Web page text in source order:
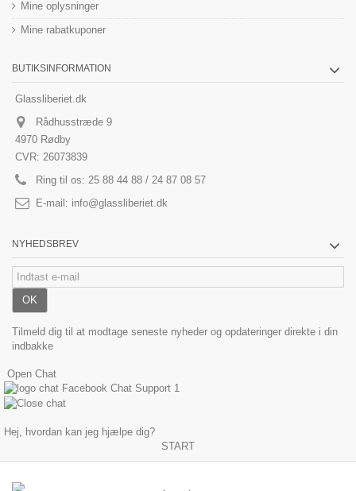
Mine oplysninger
Mine rabatkuponer
BUTIKSINFORMATION
Glassliberiet.dk
Rådhusstræde 9
4970 Rødby
CVR: 26073839
Ring til os: 25 88 44 88 / 24 87 08 57
E-mail: info@glassliberiet.dk
NYHEDSBREV
OK
Tilmeld dig til at modtage seneste nyheder og opdateringer direkte i din
indbakke
Open Chat
Facebook Chat Support 1
Hej, hvordan kan jeg hjælpe dig?
START